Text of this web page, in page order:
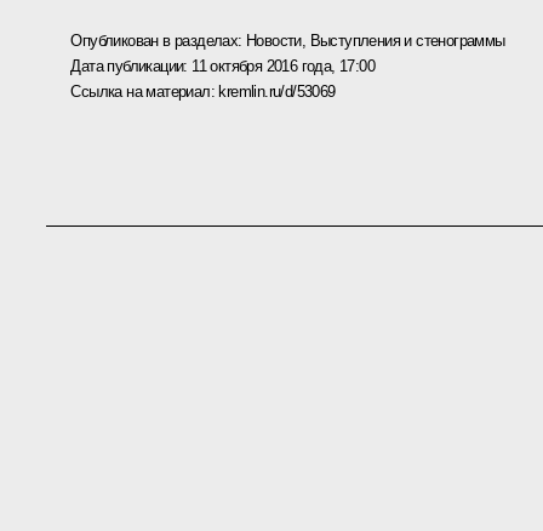
Опубликован в разделах: Новости, Выступления и стенограммы
Дата публикации: 11 октября 2016 года, 17:00
Ссылка на материал: kremlin.ru/d/53069